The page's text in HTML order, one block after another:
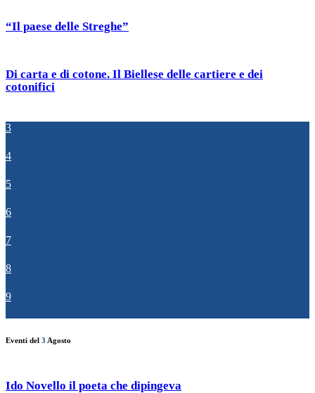
“Il paese delle Streghe”
Di carta e di cotone. Il Biellese delle cartiere e dei
cotonifici
3
4
5
6
7
8
9
Eventi del 3 Agosto
Ido Novello il poeta che dipingeva